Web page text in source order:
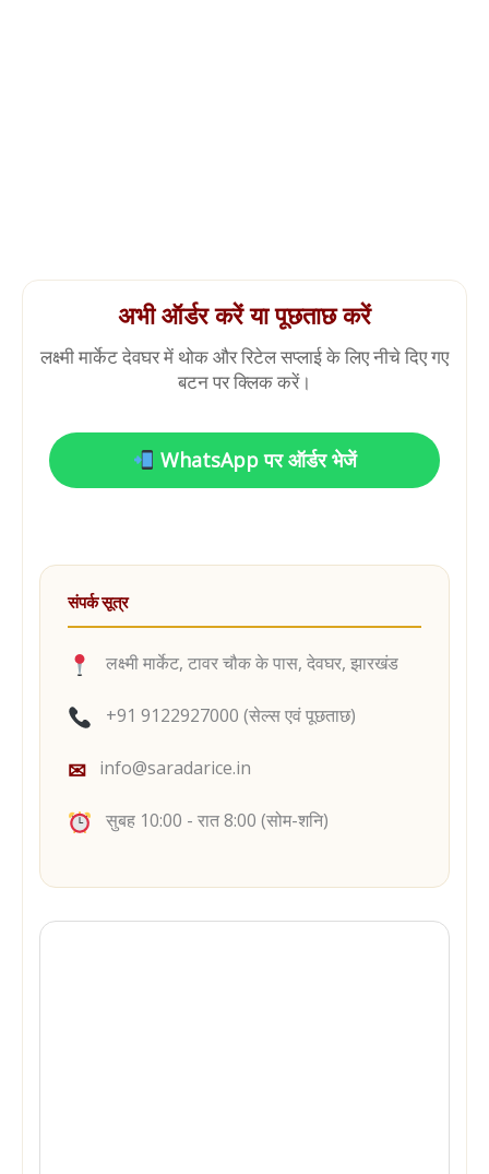
अभी ऑर्डर करें या पूछताछ करें
लक्ष्मी मार्केट देवघर में थोक और रिटेल सप्लाई के लिए नीचे दिए गए
बटन पर क्लिक करें।
WhatsApp पर ऑर्डर भेजें
संपर्क सूत्र
लक्ष्मी मार्केट, टावर चौक के पास, देवघर, झारखंड
+91 9122927000 (सेल्स एवं पूछताछ)
✉ info@saradarice.in
सुबह 10:00 - रात 8:00 (सोम-शनि)